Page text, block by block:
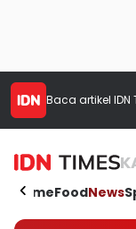
Baca artikel IDN
HomeFoodNews